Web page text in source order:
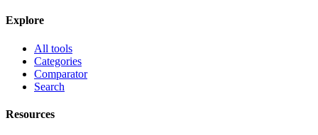
Explore
All tools
Categories
Comparator
Search
Resources